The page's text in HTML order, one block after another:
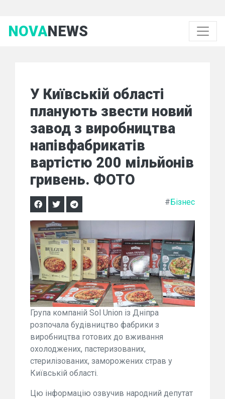
NOVANEWS
У Київській області
планують звести новий
завод з виробництва
напівфабрикатів
вартістю 200 мільйонів
гривень. ФОТО
#Бізнес
Група компаній Sol Union із Дніпра
розпочала будівництво фабрики з
виробництва готових до вживання
охолоджених, пастеризованих,
стерилізованих, заморожених страв у
Київській області.
Цю інформацію озвучив народний депутат